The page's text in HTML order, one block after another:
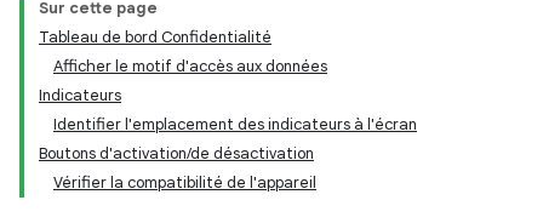
Sur cette page
Tableau de bord Confidentialité
Afficher le motif d'accès aux données
Indicateurs
Identifier l'emplacement des indicateurs à l'écran
Boutons d'activation/de désactivation
Vérifier la compatibilité de l'appareil